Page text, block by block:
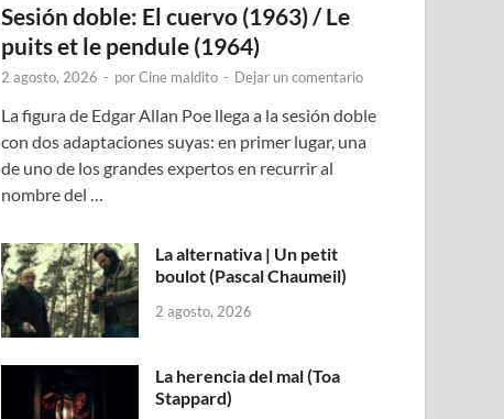
Sesión doble: El cuervo (1963) / Le
puits et le pendule (1964)
2 agosto, 2026 - porCine maldito - Dejar un comentario
La figura de Edgar Allan Poe llega a la sesión doble
con dos adaptaciones suyas: en primer lugar, una
de uno de los grandes expertos en recurrir al
nombre del …
La alternativa | Un petit
boulot (Pascal Chaumeil)
2 agosto, 2026
La herencia del mal (Toa
Stappard)